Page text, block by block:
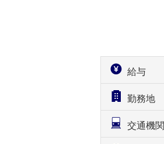
給与
勤務地
交通機関